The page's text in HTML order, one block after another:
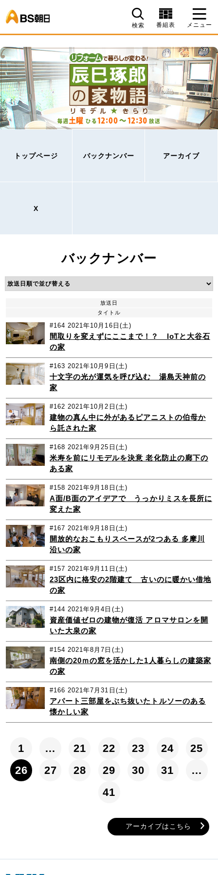
検索 番組表 メニュー
トップページ バックナンバー アーカイブ
X
バックナンバー
放送日
タイトル
#164 2021年10月16日(土)
間取りを変えずにここまで！？ IoTと大谷石
の家
#163 2021年10月9日(土)
十文字の光が運気を呼び込む 湯島天神前の
家
#162 2021年10月2日(土)
建物の真ん中に外があるピアニストの伯母か
ら託された家
#168 2021年9月25日(土)
米寿を前にリモデルを決意 老化防止の廊下の
ある家
#158 2021年9月18日(土)
A面/B面のアイデアで うっかりミスを長所に
変えた家
#167 2021年9月18日(土)
開放的なおこもりスペースが2つある 多摩川
沿いの家
#157 2021年9月11日(土)
23区内に格安の2階建て 古いのに暖かい借地
の家
#144 2021年9月4日(土)
資産価値ゼロの建物が復活 アロマサロンを開
いた大泉の家
#154 2021年8月7日(土)
南側の20ｍの窓を活かした1人暮らしの建築家
の家
#166 2021年7月31日(土)
アパート三部屋をぶち抜いたトルソーのある
懐かしい家
1 … 21 22 23 24
25
26
27 28 29 30 31
…
41
アーカイブはこちら